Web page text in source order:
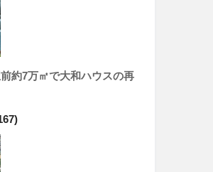
約7万㎡で大和ハウスの再